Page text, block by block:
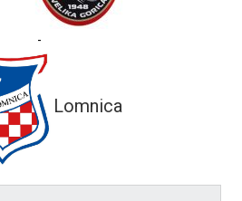
-
Lomnica